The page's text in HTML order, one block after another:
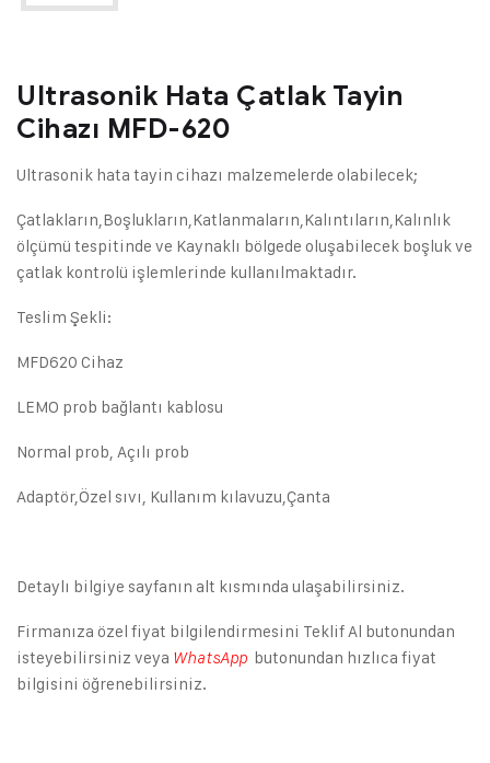
Ultrasonik Hata Çatlak Tayin
Cihazı MFD-620
Ultrasonik hata tayin cihazı malzemelerde olabilecek;
Çatlakların,Boşlukların,Katlanmaların,Kalıntıların,Kalınlık
ölçümü tespitinde ve Kaynaklı bölgede oluşabilecek boşluk ve
çatlak kontrolü işlemlerinde kullanılmaktadır.
Teslim Şekli:
MFD620 Cihaz
LEMO prob bağlantı kablosu
Normal prob, Açılı prob
Adaptör,Özel sıvı, Kullanım kılavuzu,Çanta
Detaylı bilgiye sayfanın alt kısmında ulaşabilirsiniz.
Firmanıza özel fiyat bilgilendirmesini Teklif Al butonundan
isteyebilirsiniz veya WhatsApp butonundan hızlıca fiyat
bilgisini öğrenebilirsiniz.